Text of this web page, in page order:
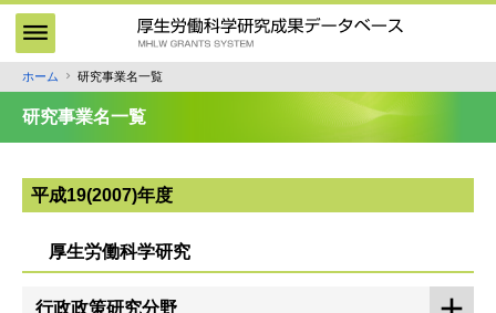
ン
パ
ン
ホーム 研究事業名一覧
研究事業名一覧
平成19(2007)年度
厚生労働科学研究
行政政策研究分野